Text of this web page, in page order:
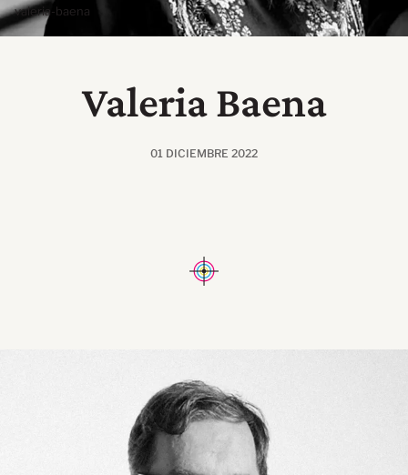
valeria-baena
Valeria Baena
01 DICIEMBRE 2022